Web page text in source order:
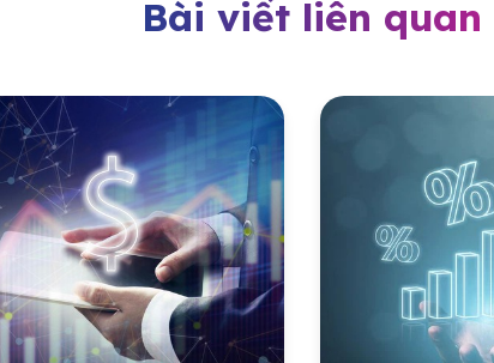
Bài viết liên quan